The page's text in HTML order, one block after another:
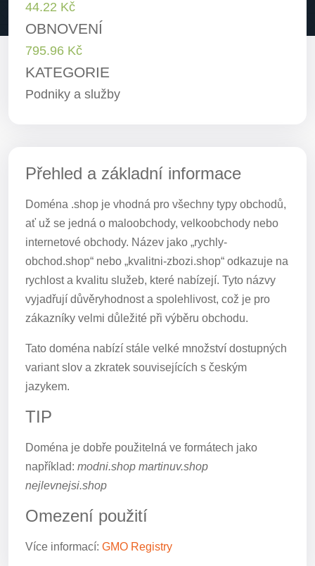
44.22 Kč
OBNOVENÍ
795.96 Kč
KATEGORIE
Podniky a služby
Přehled a základní informace
Doména .shop je vhodná pro všechny typy obchodů,
ať už se jedná o maloobchody, velkoobchody nebo
internetové obchody. Název jako „rychly-
obchod.shop“ nebo „kvalitni-zbozi.shop“ odkazuje na
rychlost a kvalitu služeb, které nabízejí. Tyto názvy
vyjadřují důvěryhodnost a spolehlivost, což je pro
zákazníky velmi důležité při výběru obchodu.
Tato doména nabízí stále velké množství dostupných
variant slov a zkratek souvisejících s českým
jazykem.
TIP
Doména je dobře použitelná ve formátech jako
například: modni.shop martinuv.shop
nejlevnejsi.shop
Omezení použití
Více informací: GMO Registry